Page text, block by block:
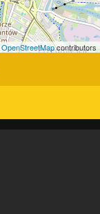
OpenStreetMapcontributors